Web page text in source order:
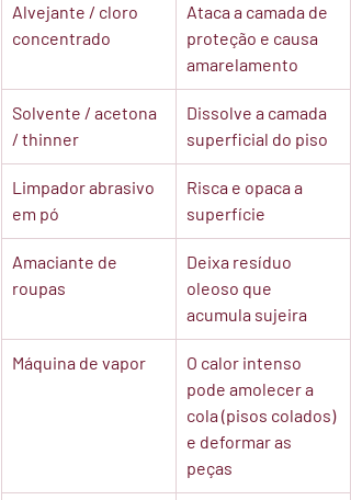
Alvejante / cloro
concentrado
Ataca a camada de
proteção e causa
amarelamento
Solvente / acetona
/ thinner
Dissolve a camada
superficial do piso
Limpador abrasivo
em pó
Risca e opaca a
superfície
Amaciante de
roupas
Deixa resíduo
oleoso que
acumula sujeira
Máquina de vapor
O calor intenso
pode amolecer a
cola (pisos colados)
e deformar as
peças